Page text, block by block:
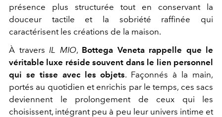
présence plus structurée tout en conservant la
douceur tactile et la sobriété raffinée qui
caractérisent les créations de la maison.
À travers IL MIO, Bottega Veneta rappelle que le
véritable luxe réside souvent dans le lien personnel
qui se tisse avec les objets. Façonnés à la main,
portés au quotidien et enrichis par le temps, ces sacs
deviennent le prolongement de ceux qui les
choisissent, intégrant peu à peu leur univers intime et